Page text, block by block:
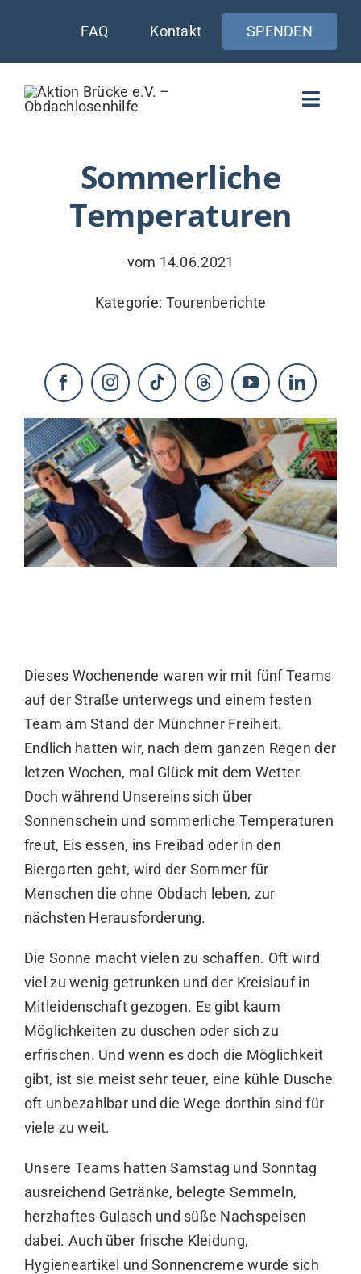
springen
FAQ Kontakt SPENDEN
Toggle
AKTUELLES
KONTAKT
Sommerliche
Temperaturen
vom 14.06.2021
Kategorie: Tourenberichte
Dieses Wochenende waren wir mit fünf Teams
auf der Straße unterwegs und einem festen
Team am Stand der Münchner Freiheit.
Endlich hatten wir, nach dem ganzen Regen der
letzen Wochen, mal Glück mit dem Wetter.
Doch während Unsereins sich über
Sonnenschein und sommerliche Temperaturen
freut, Eis essen, ins Freibad oder in den
Biergarten geht, wird der Sommer für
Menschen die ohne Obdach leben, zur
nächsten Herausforderung.
Die Sonne macht vielen zu schaffen. Oft wird
viel zu wenig getrunken und der Kreislauf in
Mitleidenschaft gezogen. Es gibt kaum
Möglichkeiten zu duschen oder sich zu
erfrischen. Und wenn es doch die Möglichkeit
gibt, ist sie meist sehr teuer, eine kühle Dusche
oft unbezahlbar und die Wege dorthin sind für
viele zu weit.
Unsere Teams hatten Samstag und Sonntag
ausreichend Getränke, belegte Semmeln,
herzhaftes Gulasch und süße Nachspeisen
dabei. Auch über frische Kleidung,
Hygieneartikel und Sonnencreme wurde sich